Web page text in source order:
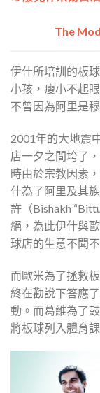
The
伊什所培訓的板
小孩，瘦小不起
不曾因為阿里是
2001年的大地震
店一夕之間垮了
時由於宗教因素
什為了阿里及其
許（Bishakh
絕，為此伊什與
球店的生意不聞不
而歐米為了拯救
終在勸說下答應
動。而葛維為了
將板球列入體育